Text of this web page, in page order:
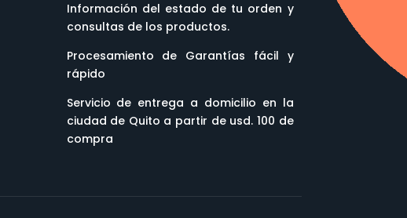
Información del estado de tu orden y
consultas de los productos.
Procesamiento de Garantías fácil y
rápido
Servicio de entrega a domicilio en la
ciudad de Quito a partir de usd. 100 de
compra